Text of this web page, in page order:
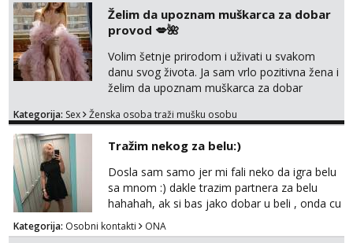
dostupna radnim danom (vikendi i noći su za
obitelj) - vodiš brigu o zdravlju i koristiš
zaštitu Ne javljajte se: - debele - frajeri i
paro...
Želim da upoznam muškarca za dobar
provod 💋🌺
Volim šetnje prirodom i uživati u svakom
danu svog života. Ja sam vrlo pozitivna žena i
želim da upoznam muškarca za dobar
na link ispod i nadji me tamo, cekam te!
Kategorija: Sex Ženska osoba traži mušku osobu
Tražim nekog za belu:)
Dosla sam samo jer mi fali neko da igra belu
sa mnom :) dakle trazim partnera za belu
hahahah, ak si bas jako dobar u beli , onda cu
razmislit za dalje Klikni na link ispod i nadji me
tamo, cekam te!
Kategorija: Osobni kontakti ONA